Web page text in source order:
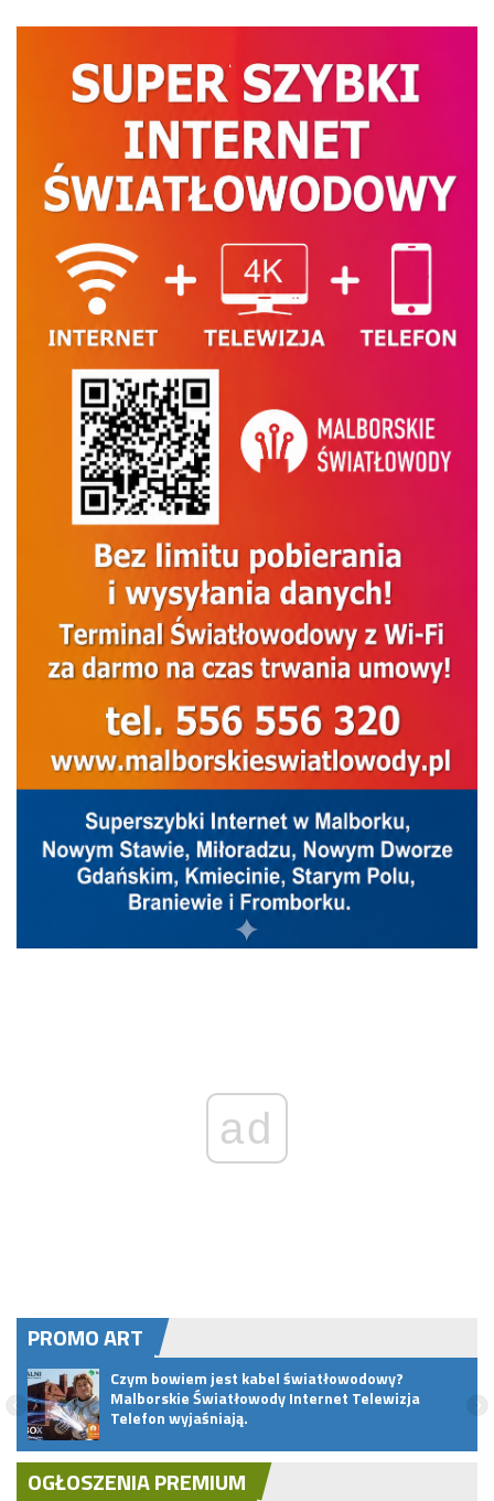
ad
PROMO ART
Czym bowiem jest kabel światłowodowy?
Malborskie Światłowody Internet Telewizja
Telefon wyjaśniają.
OGŁOSZENIA PREMIUM